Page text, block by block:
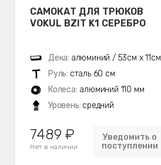
САМОКАТ ДЛЯ ТРЮКОВ
VOKUL BZIT K1 СЕРЕБРО
Дека: алюминий / 53см х 11см
Руль: сталь 60 см
Колеса: алюминий 110 мм
Уровень: средний
7489 ₽
Нет в наличии
Уведомить о
поступлении